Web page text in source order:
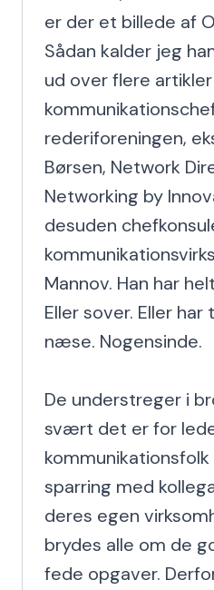
er der et billede af
Sådan kalder jeg
ud over flere
rederiforeningen,
Børsen, Network
Networking by
desuden
Mannov. Han har
Eller sover. Eller har
næse. Nogensinde.
De understreger i
svært det er for
sparring med
deres egen
brydes alle om de
fede opgaver.